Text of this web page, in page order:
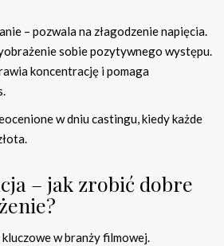
– pozwala na złagodzenie napięcia.
sobie pozytywnego występu.
koncentrację i pomaga
w dniu castingu, kiedy każde
– jak zrobić dobre
w branży filmowej.